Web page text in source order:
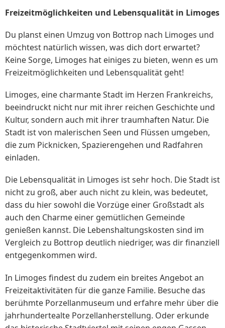
Freizeitmöglichkeiten und Lebensqualität in Limoges
Du planst einen Umzug von Bottrop nach Limoges und
möchtest natürlich wissen, was dich dort erwartet?
Keine Sorge, Limoges hat einiges zu bieten, wenn es um
Freizeitmöglichkeiten und Lebensqualität geht!
Limoges, eine charmante Stadt im Herzen Frankreichs,
beeindruckt nicht nur mit ihrer reichen Geschichte und
Kultur, sondern auch mit ihrer traumhaften Natur. Die
Stadt ist von malerischen Seen und Flüssen umgeben,
die zum Picknicken, Spazierengehen und Radfahren
einladen.
Die Lebensqualität in Limoges ist sehr hoch. Die Stadt ist
nicht zu groß, aber auch nicht zu klein, was bedeutet,
dass du hier sowohl die Vorzüge einer Großstadt als
auch den Charme einer gemütlichen Gemeinde
genießen kannst. Die Lebenshaltungskosten sind im
Vergleich zu Bottrop deutlich niedriger, was dir finanziell
entgegenkommen wird.
In Limoges findest du zudem ein breites Angebot an
Freizeitaktivitäten für die ganze Familie. Besuche das
berühmte Porzellanmuseum und erfahre mehr über die
jahrhundertealte Porzellanherstellung. Oder erkunde